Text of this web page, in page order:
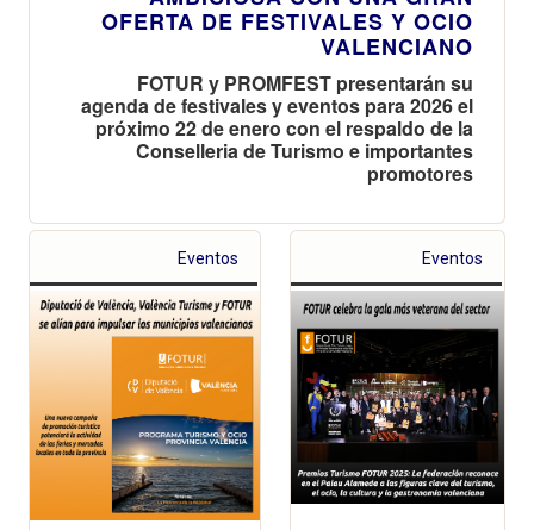
OFERTA DE FESTIVALES Y OCIO
VALENCIANO
FOTUR y PROMFEST presentarán su
agenda de festivales y eventos para 2026 el
próximo 22 de enero con el respaldo de la
Conselleria de Turismo e importantes
promotores
Eventos Eventos